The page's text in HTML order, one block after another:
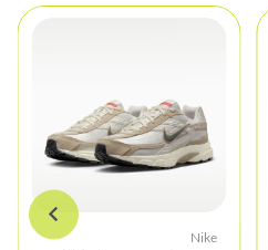
Nike